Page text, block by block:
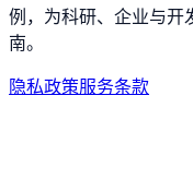
例，为科研、企业与开
南。
隐私政策服务条款